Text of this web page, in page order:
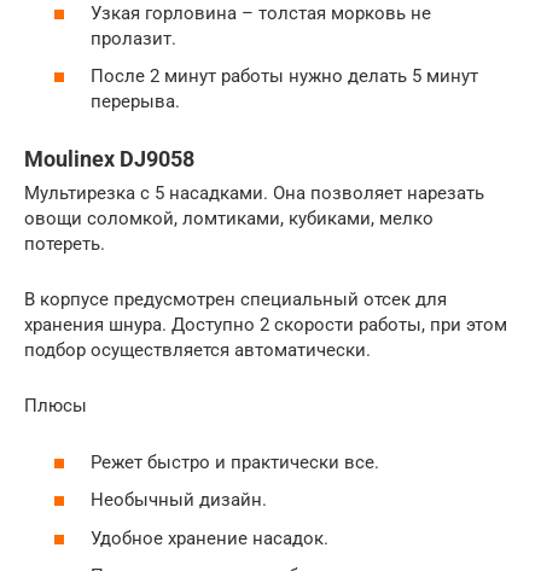
Узкая горловина – толстая морковь не
пролазит.
После 2 минут работы нужно делать 5 минут
перерыва.
Moulinex DJ9058
Мультирезка с 5 насадками. Она позволяет нарезать
овощи соломкой, ломтиками, кубиками, мелко
потереть.
В корпусе предусмотрен специальный отсек для
хранения шнура. Доступно 2 скорости работы, при этом
подбор осуществляется автоматически.
Плюсы
Режет быстро и практически все.
Необычный дизайн.
Удобное хранение насадок.